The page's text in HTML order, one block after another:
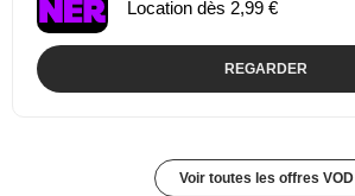
Location dès 2,99 €
REGARDER
Voir toutes les offres VOD